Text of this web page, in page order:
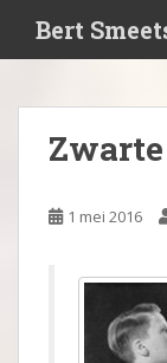
i
Bert
1 mei 2016